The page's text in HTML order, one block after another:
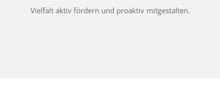
Vielfalt aktiv fördern und proaktiv mitgestalten.